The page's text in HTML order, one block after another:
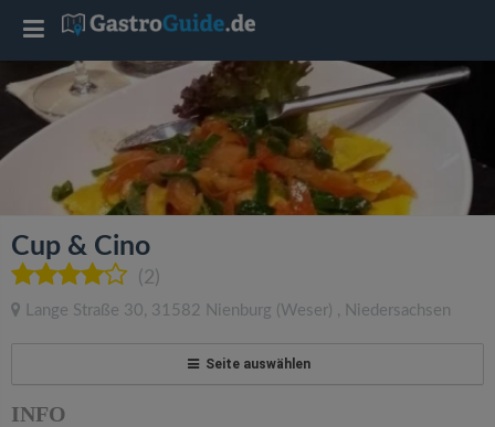
Cup & Cino
(2)
Lange Straße 30, 31582 Nienburg (Weser) , Niedersachsen
Seite auswählen
INFO
T
o
g
l
e